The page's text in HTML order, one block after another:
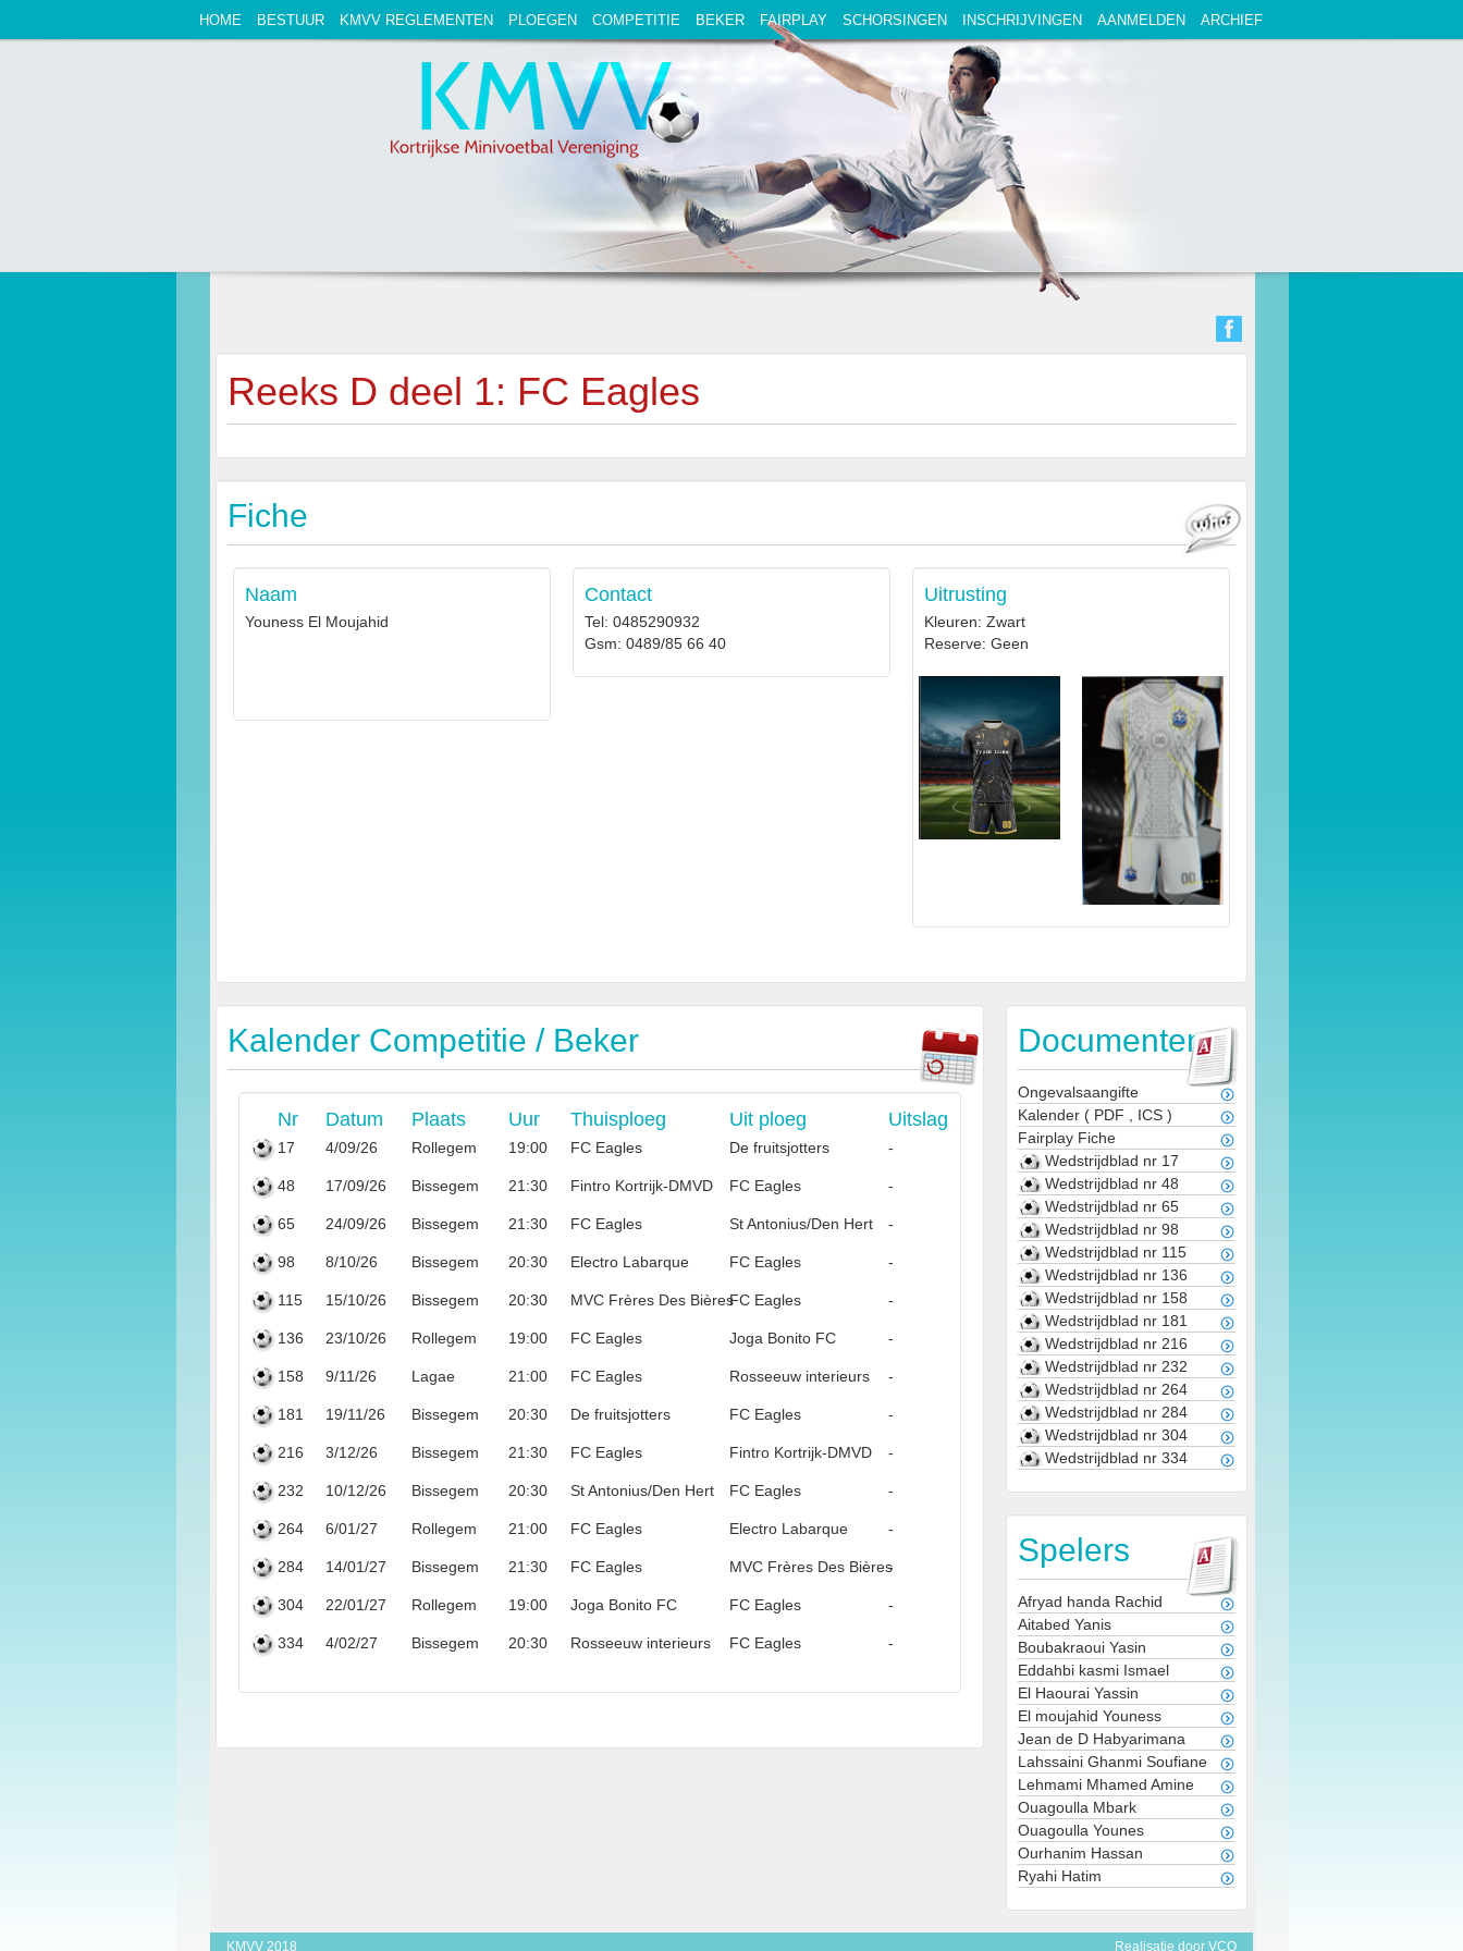
HOME BESTUUR KMVV REGLEMENTEN PLOEGEN COMPETITIE BEKER FAIRPLAY SCHORSINGEN INSCHRIJVINGEN AANMELDEN ARCHIEF
Reeks D deel 1: FC Eagles
Fiche
Naam
Youness El Moujahid
Contact
Tel: 0485290932
Gsm: 0489/85 66 40
Uitrusting
Kleuren: Zwart
Reserve: Geen
Kalender Competitie / Beker
Nr Datum Plaats Uur Thuisploeg Uit ploeg Uitslag
17 4/09/26 Rollegem 19:00 FC Eagles De fruitsjotters -
48 17/09/26 Bissegem 21:30 Fintro Kortrijk-DMVD FC Eagles -
65 24/09/26 Bissegem 21:30 FC Eagles St Antonius/Den Hert -
98 8/10/26 Bissegem 20:30 Electro Labarque FC Eagles -
115 15/10/26 Bissegem 20:30 MVC Frères Des BièresFC Eagles -
136 23/10/26 Rollegem 19:00 FC Eagles Joga Bonito FC -
158 9/11/26 Lagae 21:00 FC Eagles Rosseeuw interieurs -
181 19/11/26 Bissegem 20:30 De fruitsjotters FC Eagles -
216 3/12/26 Bissegem 21:30 FC Eagles Fintro Kortrijk-DMVD -
232 10/12/26 Bissegem 20:30 St Antonius/Den Hert FC Eagles -
264 6/01/27 Rollegem 21:00 FC Eagles Electro Labarque -
284 14/01/27 Bissegem 21:30 FC Eagles MVC Frères Des Bières-
304 22/01/27 Rollegem 19:00 Joga Bonito FC FC Eagles -
334 4/02/27 Bissegem 20:30 Rosseeuw interieurs FC Eagles -
Documenten
Ongevalsaangifte
Kalender ( PDF ICS )
Fairplay Fiche
Wedstrijdblad nr 17
Wedstrijdblad nr 48
Wedstrijdblad nr 65
Wedstrijdblad nr 98
Wedstrijdblad nr 115
Wedstrijdblad nr 136
Wedstrijdblad nr 158
Wedstrijdblad nr 181
Wedstrijdblad nr 216
Wedstrijdblad nr 232
Wedstrijdblad nr 264
Wedstrijdblad nr 284
Wedstrijdblad nr 304
Wedstrijdblad nr 334
Spelers
Afryad handa Rachid
Aitabed Yanis
Boubakraoui Yasin
Eddahbi kasmi Ismael
El Haourai Yassin
El moujahid Youness
Jean de D Habyarimana
Lahssaini Ghanmi Soufiane
Lehmami Mhamed Amine
Ouagoulla Mbark
Ouagoulla Younes
Ourhanim Hassan
Ryahi Hatim
KMVV 2018 Realisatie door VCO